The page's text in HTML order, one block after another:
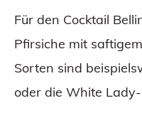
Für den Cocktail
Pfirsiche mit
Sorten sind
oder die White